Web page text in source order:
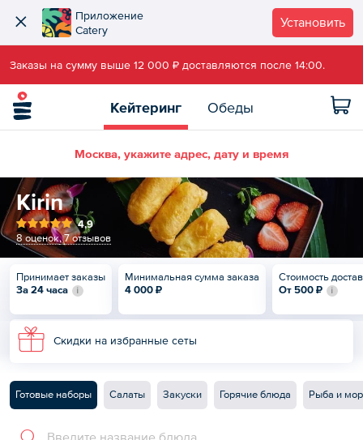
Приложение
Catery
Установить
Заказы на сумму выше 12 000 ₽ доставляются после 14:00.
Кейтеринг Обеды
Москва, укажите адрес, дату и время
Kirin
4,9
8 оценок,7 отзывов
Принимает заказы
За 24 часа
Минимальная сумма заказа
4 000 ₽
Стоимость
От 500 ₽
Скидки на избранные сеты
Готовые наборы Салаты Закуски Горячие блюда Рыба и